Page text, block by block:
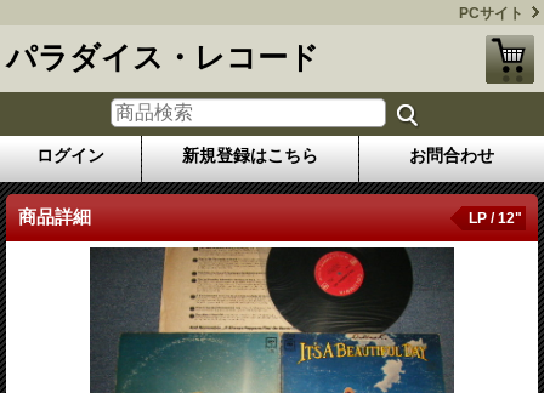
PCサイト
パラダイス・レコード
ログイン 新規登録はこちら お問合わせ
商品詳細 LP / 12"